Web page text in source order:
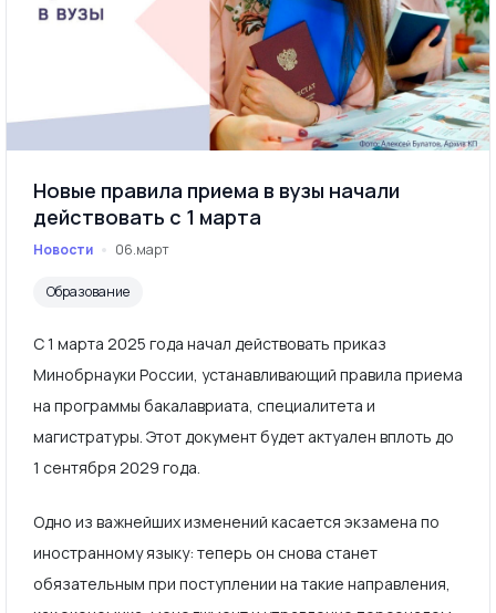
Новые правила приема в вузы начали
действовать с 1 марта
Новости 06.март
Образование
С 1 марта 2025 года начал действовать приказ
Минобрнауки России, устанавливающий правила приема
на программы бакалавриата, специалитета и
магистратуры. Этот документ будет актуален вплоть до
1 сентября 2029 года.
Одно из важнейших изменений касается экзамена по
иностранному языку: теперь он снова станет
обязательным при поступлении на такие направления,